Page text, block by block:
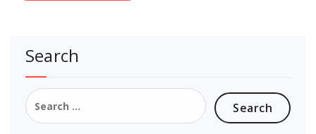
Search
Search
for: